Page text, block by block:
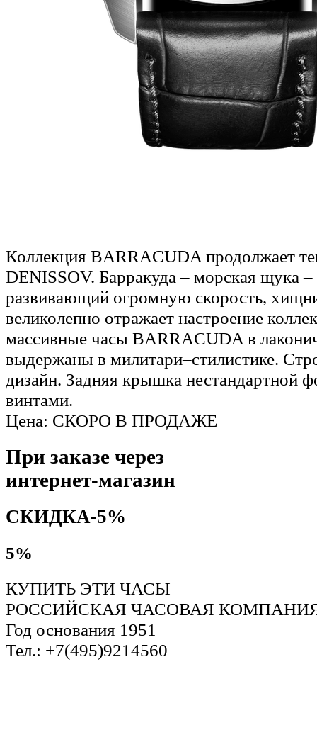
Коллекция BARRACUDA продолжает
DENISSOV. Барракуда – морская щука
развивающий огромную скорость,
великолепно отражает настроение
массивные часы BARRACUDA в
выдержаны в милитари–стилистике.
дизайн. Задняя крышка нестандартной
винтами.
Цена: СКОРО В ПРОДАЖЕ
При заказе через
интернет-магазин
СКИДКА-5%
5%
КУПИТЬ ЭТИ ЧАСЫ
РОССИЙСКАЯ ЧАСОВАЯ КОМПАНИЯ
Год основания 1951
Тел.: +7(495)9214560